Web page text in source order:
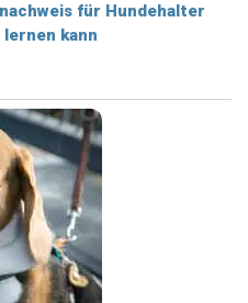
für Hundehalter
lernen kann